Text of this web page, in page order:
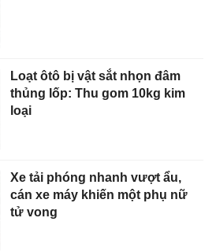
Loạt ôtô bị vật sắt nhọn đâm
thủng lốp: Thu gom 10kg kim
loại
Xe tải phóng nhanh vượt ẩu,
cán xe máy khiến một phụ nữ
tử vong